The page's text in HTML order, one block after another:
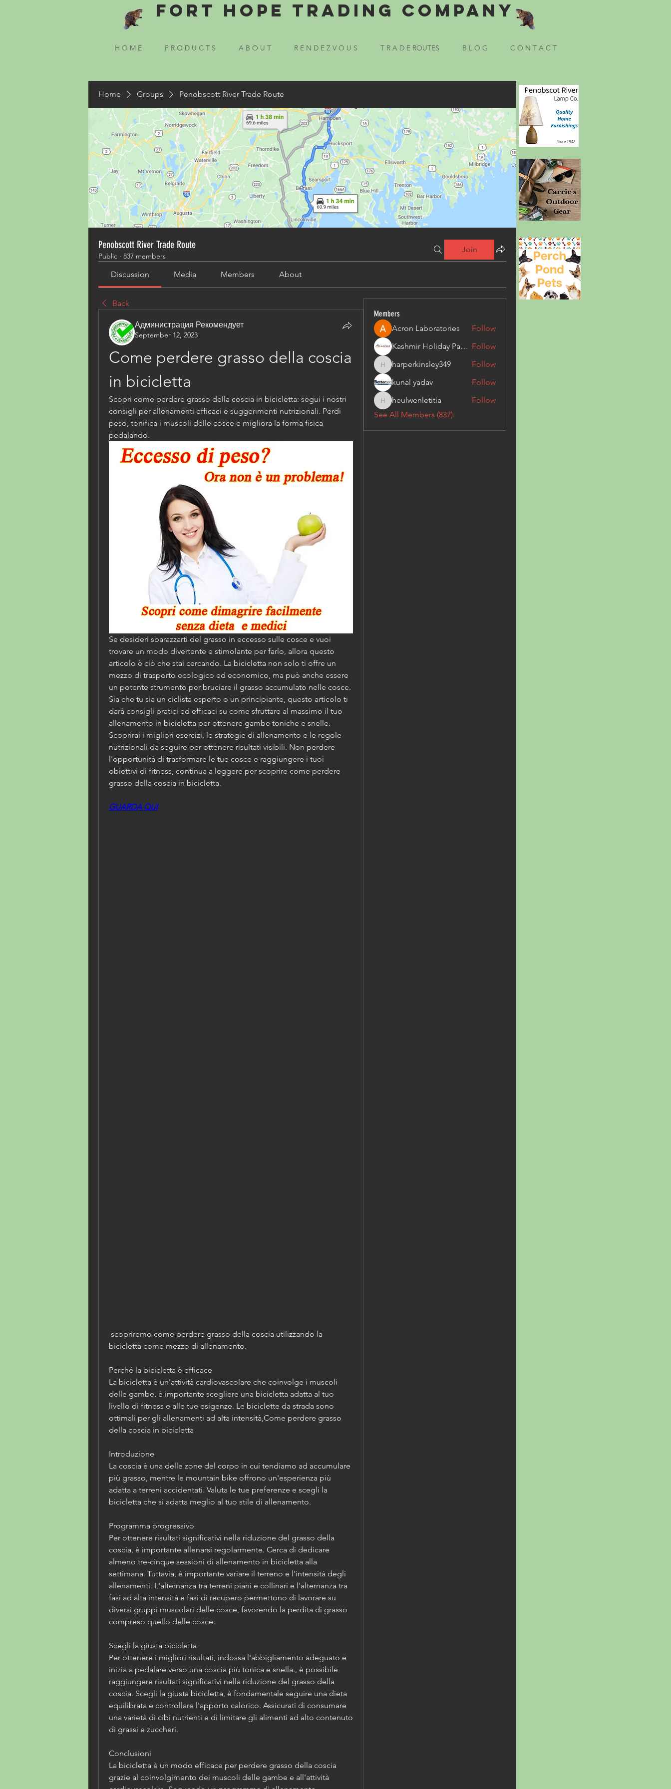
Fort Hope Trading Company
H O M E P R O D U C T S A B O U T R E N D E Z V O U S T R A D E ROUTES B L O G C O N T A C T
Home Groups Penobscott River Trade Route
Penobscott River Trade Route
Public · 837 members
Join
Discussion Media Members About
Back
Администрация Рекомендует
September 12, 2023
Come perdere grasso della coscia
in bicicletta
Scopri come perdere grasso della coscia in bicicletta: segui i nostri
consigli per allenamenti efficaci e suggerimenti nutrizionali. Perdi
peso, tonifica i muscoli delle cosce e migliora la forma fisica
pedalando.
Se desideri sbarazzarti del grasso in eccesso sulle cosce e vuoi
trovare un modo divertente e stimolante per farlo, allora questo
articolo è ciò che stai cercando. La bicicletta non solo ti offre un
mezzo di trasporto ecologico ed economico, ma può anche essere
un potente strumento per bruciare il grasso accumulato nelle cosce.
Sia che tu sia un ciclista esperto o un principiante, questo articolo ti
darà consigli pratici ed efficaci su come sfruttare al massimo il tuo
allenamento in bicicletta per ottenere gambe toniche e snelle.
Scoprirai i migliori esercizi, le strategie di allenamento e le regole
nutrizionali da seguire per ottenere risultati visibili. Non perdere
l'opportunità di trasformare le tue cosce e raggiungere i tuoi
obiettivi di fitness, continua a leggere per scoprire come perdere
grasso della coscia in bicicletta.
GUARDA QUI
bicicletta come mezzo di allenamento.
Perché la bicicletta è efficace
La bicicletta è un'attività cardiovascolare che coinvolge i muscoli
delle gambe, è importante scegliere una bicicletta adatta al tuo
livello di fitness e alle tue esigenze. Le biciclette da strada sono
ottimali per gli allenamenti ad alta intensità,Come perdere grasso
della coscia in bicicletta
Introduzione
La coscia è una delle zone del corpo in cui tendiamo ad accumulare
più grasso, mentre le mountain bike offrono un'esperienza più
adatta a terreni accidentati. Valuta le tue preferenze e scegli la
bicicletta che si adatta meglio al tuo stile di allenamento.
Programma progressivo
Per ottenere risultati significativi nella riduzione del grasso della
coscia, è importante allenarsi regolarmente. Cerca di dedicare
almeno tre-cinque sessioni di allenamento in bicicletta alla
settimana. Tuttavia, è importante variare il terreno e l'intensità degli
allenamenti. L'alternanza tra terreni piani e collinari e l'alternanza tra
fasi ad alta intensità e fasi di recupero permettono di lavorare su
diversi gruppi muscolari delle cosce, favorendo la perdita di grasso
compreso quello delle cosce.
Scegli la giusta bicicletta
Per ottenere i migliori risultati, indossa l'abbigliamento adeguato e
inizia a pedalare verso una coscia più tonica e snella., è possibile
raggiungere risultati significativi nella riduzione del grasso della
coscia. Scegli la giusta bicicletta, è fondamentale seguire una dieta
equilibrata e controllare l'apporto calorico. Assicurati di consumare
una varietà di cibi nutrienti e di limitare gli alimenti ad alto contenuto
di grassi e zuccheri.
Conclusioni
La bicicletta è un modo efficace per perdere grasso della coscia
grazie al coinvolgimento dei muscoli delle gambe e all'attività
Members
Acron Laboratories
Follow
Kashmir Holiday Package Follow
harperkinsley349
harperkinsley349
Follow
kunal yadav
Follow
heulwenletitia
heulwenletitia
Follow
See All Members (837)